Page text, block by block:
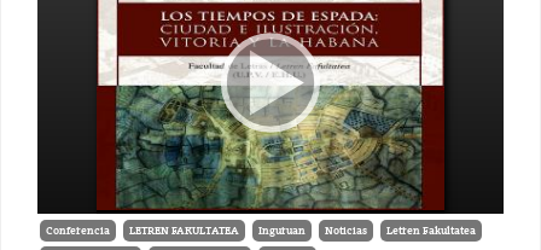
Conferencia LETREN FAKULTATEA Inguruan Noticias Letren Fakultatea